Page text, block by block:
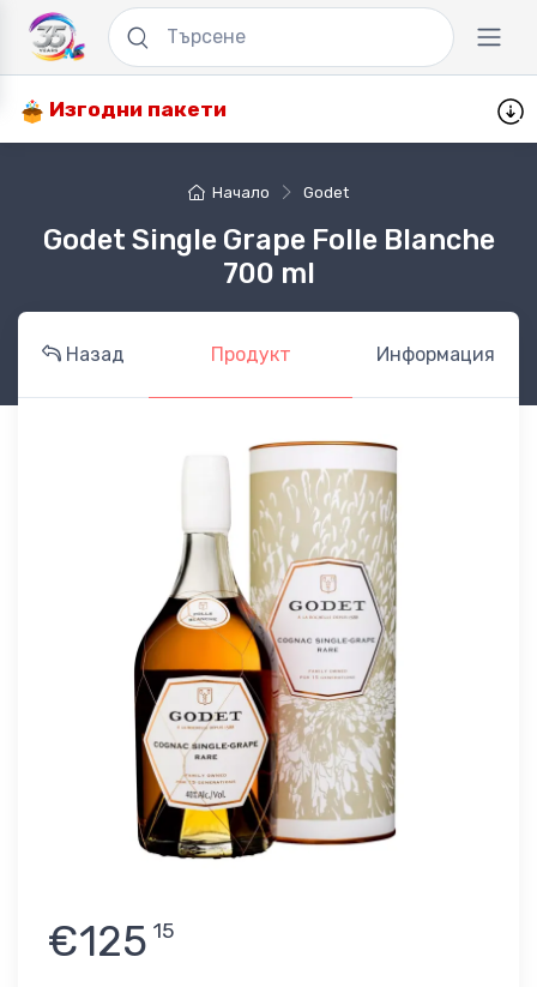
Изгодни пакети
Начало Godet
Godet Single Grape Folle Blanche
700 ml
Назад Продукт Информация
€125 15